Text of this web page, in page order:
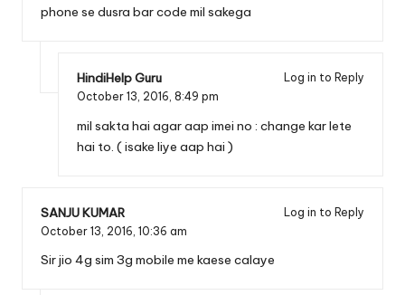
phone se dusra bar code mil sakega
HindiHelp Guru
Log in to Reply
October 13, 2016, 8:49 pm
mil sakta hai agar aap imei no : change kar lete
hai to. ( isake liye aap hai )
SANJU KUMAR
Log in to Reply
October 13, 2016, 10:36 am
Sir jio 4g sim 3g mobile me kaese calaye